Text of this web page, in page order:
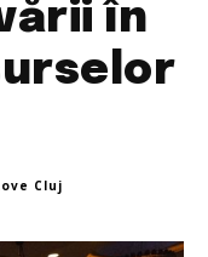
în
Cluj